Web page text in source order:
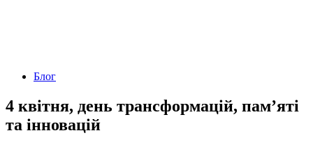
Блог
4 квітня, день трансформацій, пам’яті
та інновацій